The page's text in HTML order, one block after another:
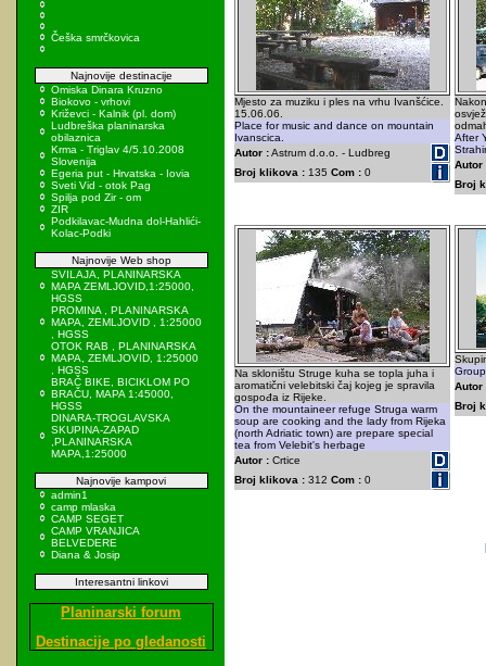
Češka smrčkovica
Najnovije destinacije
Omiska Dinara Kruzno
Biokovo - vrhovi
Križevci - Kalnik (pl. dom)
Ludbreška planinarska
obilaznica
Krma - Triglav 4/5.10.2008
Slovenija
Egeria put - Hrvatska - Iovia
Sveti Vid - otok Pag
Spilja pod Zir - om
ZIR
Podkilavac-Mudna dol-Hahlići-
Kolac-Podki
Najnovije Web shop
SVILAJA, PLANINARSKA
MAPA ZEMLJOVID,1:25000,
HGSS
PROMINA , PLANINARSKA
MAPA, ZEMLJOVID , 1:25000
, HGSS
OTOK RAB , PLANINARSKA
MAPA, ZEMLJOVID, 1:25000
, HGSS
BRAČ BIKE, BICIKLOM PO
BRAČU, MAPA 1:45000,
HGSS
DINARA-TROGLAVSKA
SKUPINA-ZAPAD
,PLANINARSKA
MAPA,1:25000
Najnovije kampovi
admin1
camp mlaska
CAMP SEGET
CAMP VRANJICA
BELVEDERE
Diana & Josip
Interesantni linkovi
Planinarski forum
Destinacije po gledanosti
Mjesto za muziku i ples na vrhu Ivanšćice.
15.06.06.
Place for music and dance on mountain
Ivanscica.
Autor :Astrum d.o.o. - Ludbreg
Broj klikova : 135 Com : 0
After
Autor
Broj
Na skloništu Struge kuha se topla juha i
aromatični velebitski čaj kojeg je spravila
gospođa iz Rijeke.
On the mountaineer refuge Struga warm
soup are cooking and the lady from Rijeka
(north Adriatic town) are prepare special
tea from Velebit's herbage
Autor : Crtice
Broj klikova : 312 Com : 0
Autor
Broj